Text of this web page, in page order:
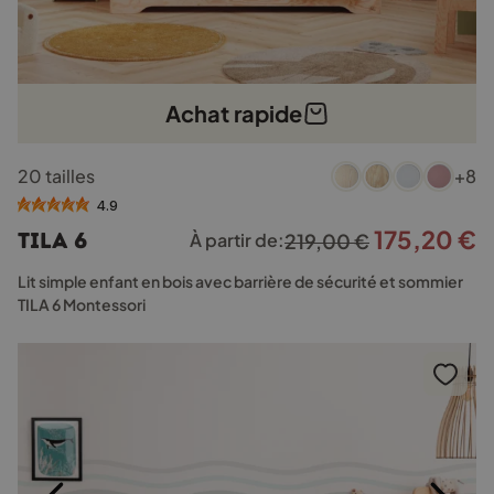
Achat rapide
produit
a
variations.
Les
options
peuvent
page
du
produit
20 tailles +8
4.9
TILA 6 À partir de:219,00€Le
219,00 €.
175,20€
Lit simple enfant en bois avec barrière de sécurité et sommier
TILA 6 Montessori